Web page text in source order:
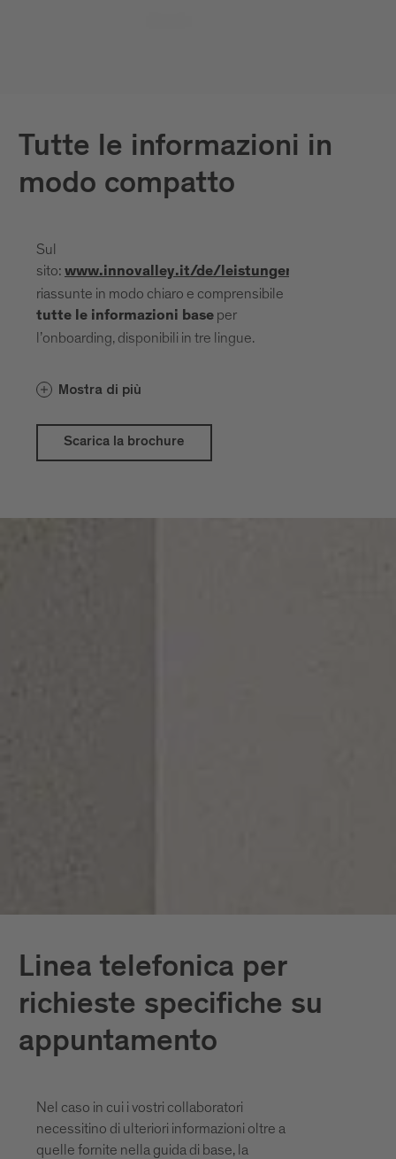
Tutte le informazioni in
modo compatto
Sul
sito: www.innovalley.it/de/leistungen/welcome
riassunte in modo chiaro e comprensibile
tutte le informazioni base per
l’onboarding, disponibili in tre lingue.
brochure di
Mostra di più
Scarica la brochure
Linea telefonica per
richieste specifiche su
appuntamento
Nel caso in cui i vostri collaboratori
necessitino di ulteriori informazioni oltre a
quelle fornite nella guida di base, la